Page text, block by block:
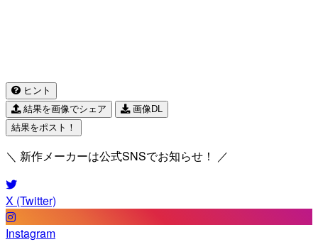
ヒント
結果を画像でシェア
画像DL
結果をポスト！
＼ 新作メーカーは公式SNSでお知らせ！ ／
X (Twitter)
Instagram